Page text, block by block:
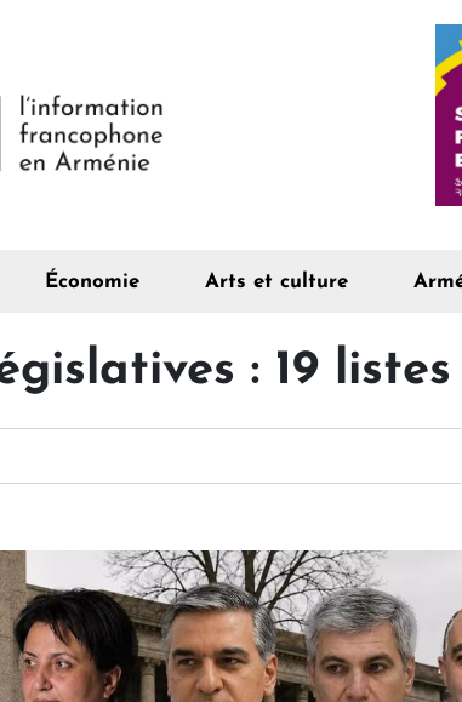
Économie Arts et culture
: 19